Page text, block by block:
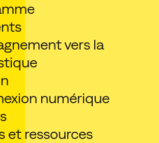
vers la
numérique
et ressources